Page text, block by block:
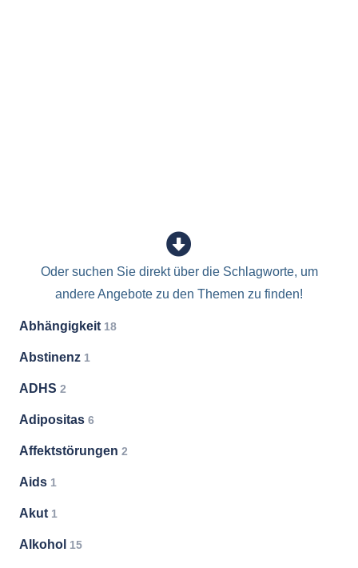
Oder suchen Sie direkt über die Schlagworte, um
andere Angebote zu den Themen zu finden!
Abhängigkeit 18
Abstinenz 1
ADHS 2
Adipositas 6
Affektstörungen 2
Aids 1
Akut 1
Alkohol 15